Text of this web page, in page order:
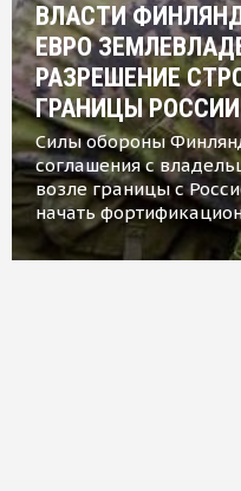
ВЛАСТИ
ЕВРО
РАЗРЕШЕНИЕ
ГРАНИЦЫ РОССИИ
Силы обороны
соглашения с
возле границы с
начать